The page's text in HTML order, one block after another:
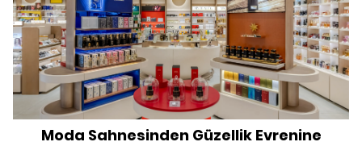
Moda Sahnesinden Güzellik Evrenine